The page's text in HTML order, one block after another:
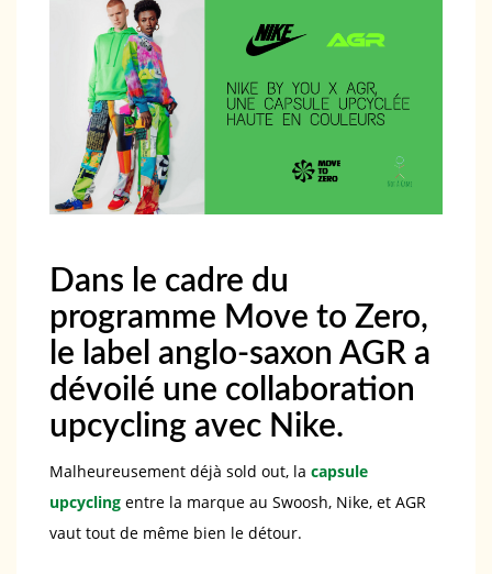
Dans le cadre du
programme Move to Zero,
le label anglo-saxon AGR a
dévoilé une collaboration
upcycling avec Nike.
Malheureusement déjà sold out, la capsule
upcycling entre la marque au Swoosh, Nike, et AGR
vaut tout de même bien le détour.